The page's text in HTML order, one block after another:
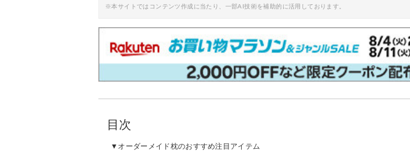
※本サイトではコンテンツ作成に当たり、一部AI技術を補助的に活用しております。
目次
オーダーメイド枕のおすすめ注目アイテム